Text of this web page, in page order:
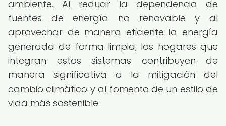
ambiente. Al reducir la dependencia de
fuentes de energía no renovable y al
aprovechar de manera eficiente la energía
generada de forma limpia, los hogares que
integran estos sistemas contribuyen de
manera significativa a la mitigación del
cambio climático y al fomento de un estilo de
vida más sostenible.